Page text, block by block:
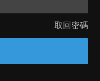
取回密碼